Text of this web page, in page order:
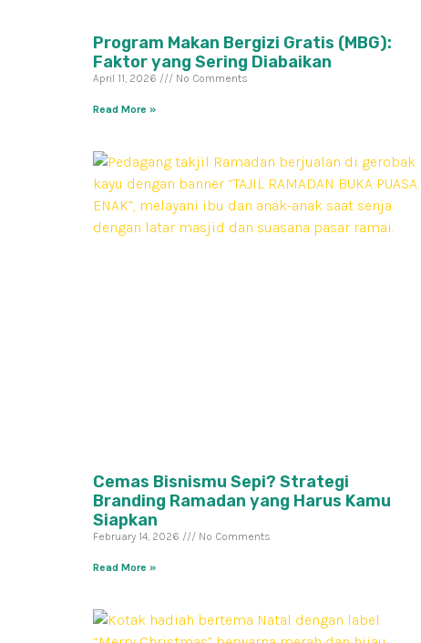
Program Makan Bergizi Gratis (MBG):
Faktor yang Sering Diabaikan
April 11, 2026 No Comments
Read More »
Cemas Bisnismu Sepi? Strategi
Branding Ramadan yang Harus Kamu
Siapkan
February 14, 2026 No Comments
Read More »